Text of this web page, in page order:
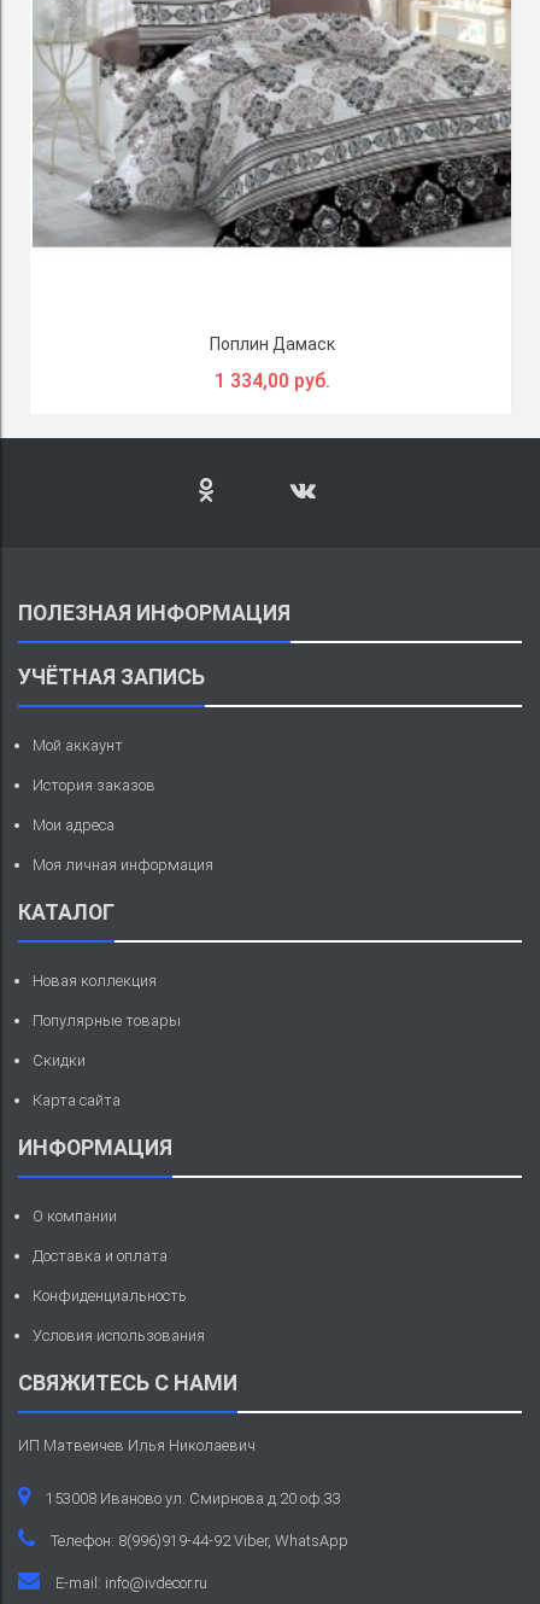
Поплин Дамаск
1 334,00 руб.
ПОЛЕЗНАЯ ИНФОРМАЦИЯ
УЧЁТНАЯ ЗАПИСЬ
Мой аккаунт
История заказов
Мои адреса
Моя личная информация
КАТАЛОГ
Новая коллекция
Популярные товары
Скидки
Карта сайта
ИНФОРМАЦИЯ
О компании
Доставка и оплата
Конфиденциальность
Условия использования
СВЯЖИТЕСЬ С НАМИ
ИП Матвеичев Илья Николаевич
153008 Иваново ул. Смирнова д.20 оф.33
Телефон: 8(996)919-44-92 Viber, WhatsApp
E-mail: info@ivdecor.ru